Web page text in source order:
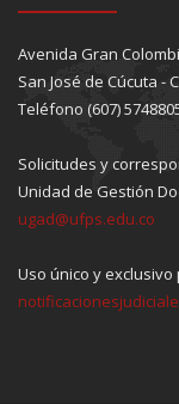
Avenida Gran
San José de Cúcuta -
Teléfono (607)
Solicitudes y
Unidad de Gestión
ugad@ufps.edu.co
Uso único y